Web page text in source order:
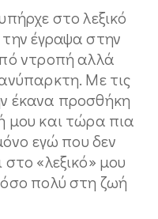
στο λεξικό
έγραψα στην
ντροπή αλλά
Με τις
έκανα προσθήκη
μου και τώρα πια
εγώ που δεν
«λεξικό» μου
πολύ στη ζωή